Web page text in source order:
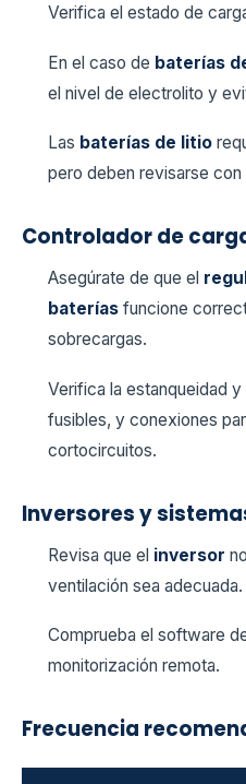
Verifica el estado de
En el caso de baterías
el nivel de electrolito y
Las baterías de litio
pero deben revisarse
Controlador de
Asegúrate de que el
baterías funcione
sobrecargas.
Verifica la estanqueidad
fusibles, y conexiones
cortocircuitos.
Inversores y
Revisa que el inversor
ventilación sea adecuada.
Comprueba el software
monitorización remota.
Frecuencia